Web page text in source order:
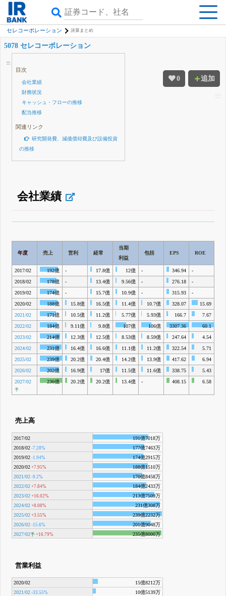
セレコーポレーション 決算まとめ
0 追加
5078 セレコーポレーション
目次
会社業績
財務状況
キャッシュ・フローの推移
配当推移
関連リンク
研究開発費、減価償却費及び設備投資
の推移
会社業績
詳しく見られる無料でβ版をはじめる
登録すると永久30%OFFと米株版の先行利用も付きます
年度 売上 営利 経常
当期
利益
包括 EPS ROE
2017/02 192億 - 17.8億 12億 - 346.94 -
2018/02
178億 - 13.4億 9.56億 - 276.18 -
2019/02
174億 - 15.7億 10.9億 - 315.93 -
2020/02
188億 15.8億 16.5億 11.4億 10.7億 328.07
15.69
2021/02
171億 10.5億 11.2億 5.77億 5.93億 166.7
7.67
2022/02
184億 9.11億 9.8億 107億 106億 3307.36 60.1
2023/02
214億 12.3億 12.5億 8.53億 8.59億 247.64
4.54
2024/02
231億 16.4億 16.6億 11.1億 11.2億 322.54
5.71
2025/02
239億 20.2億 20.4億 14.2億 13.9億 417.62
6.94
2026/02
202億 16.9億 17億 11.5億 11.6億 338.75
5.43
2027/02
予
236億 20.2億 20.2億 13.4億 - 408.15 6.58
売上高
2017/02
191億7018万
2018/02 -7.28%
177億7463万
2019/02 -1.94%
174億2915万
2020/02 +7.95%
188億1510万
2021/02 -9.2%
170億8458万
2022/02 +7.84%
184億2433万
2023/02 +16.02%
213億7509万
2024/02 +8.08%
231億308万
2025/02 +3.55%
239億2232万
2026/02 -15.6%
201億9048万
2027/02予 +16.79% 235億8000万
営業利益
2020/02
15億8212万
2021/02 -33.55%
10億5139万